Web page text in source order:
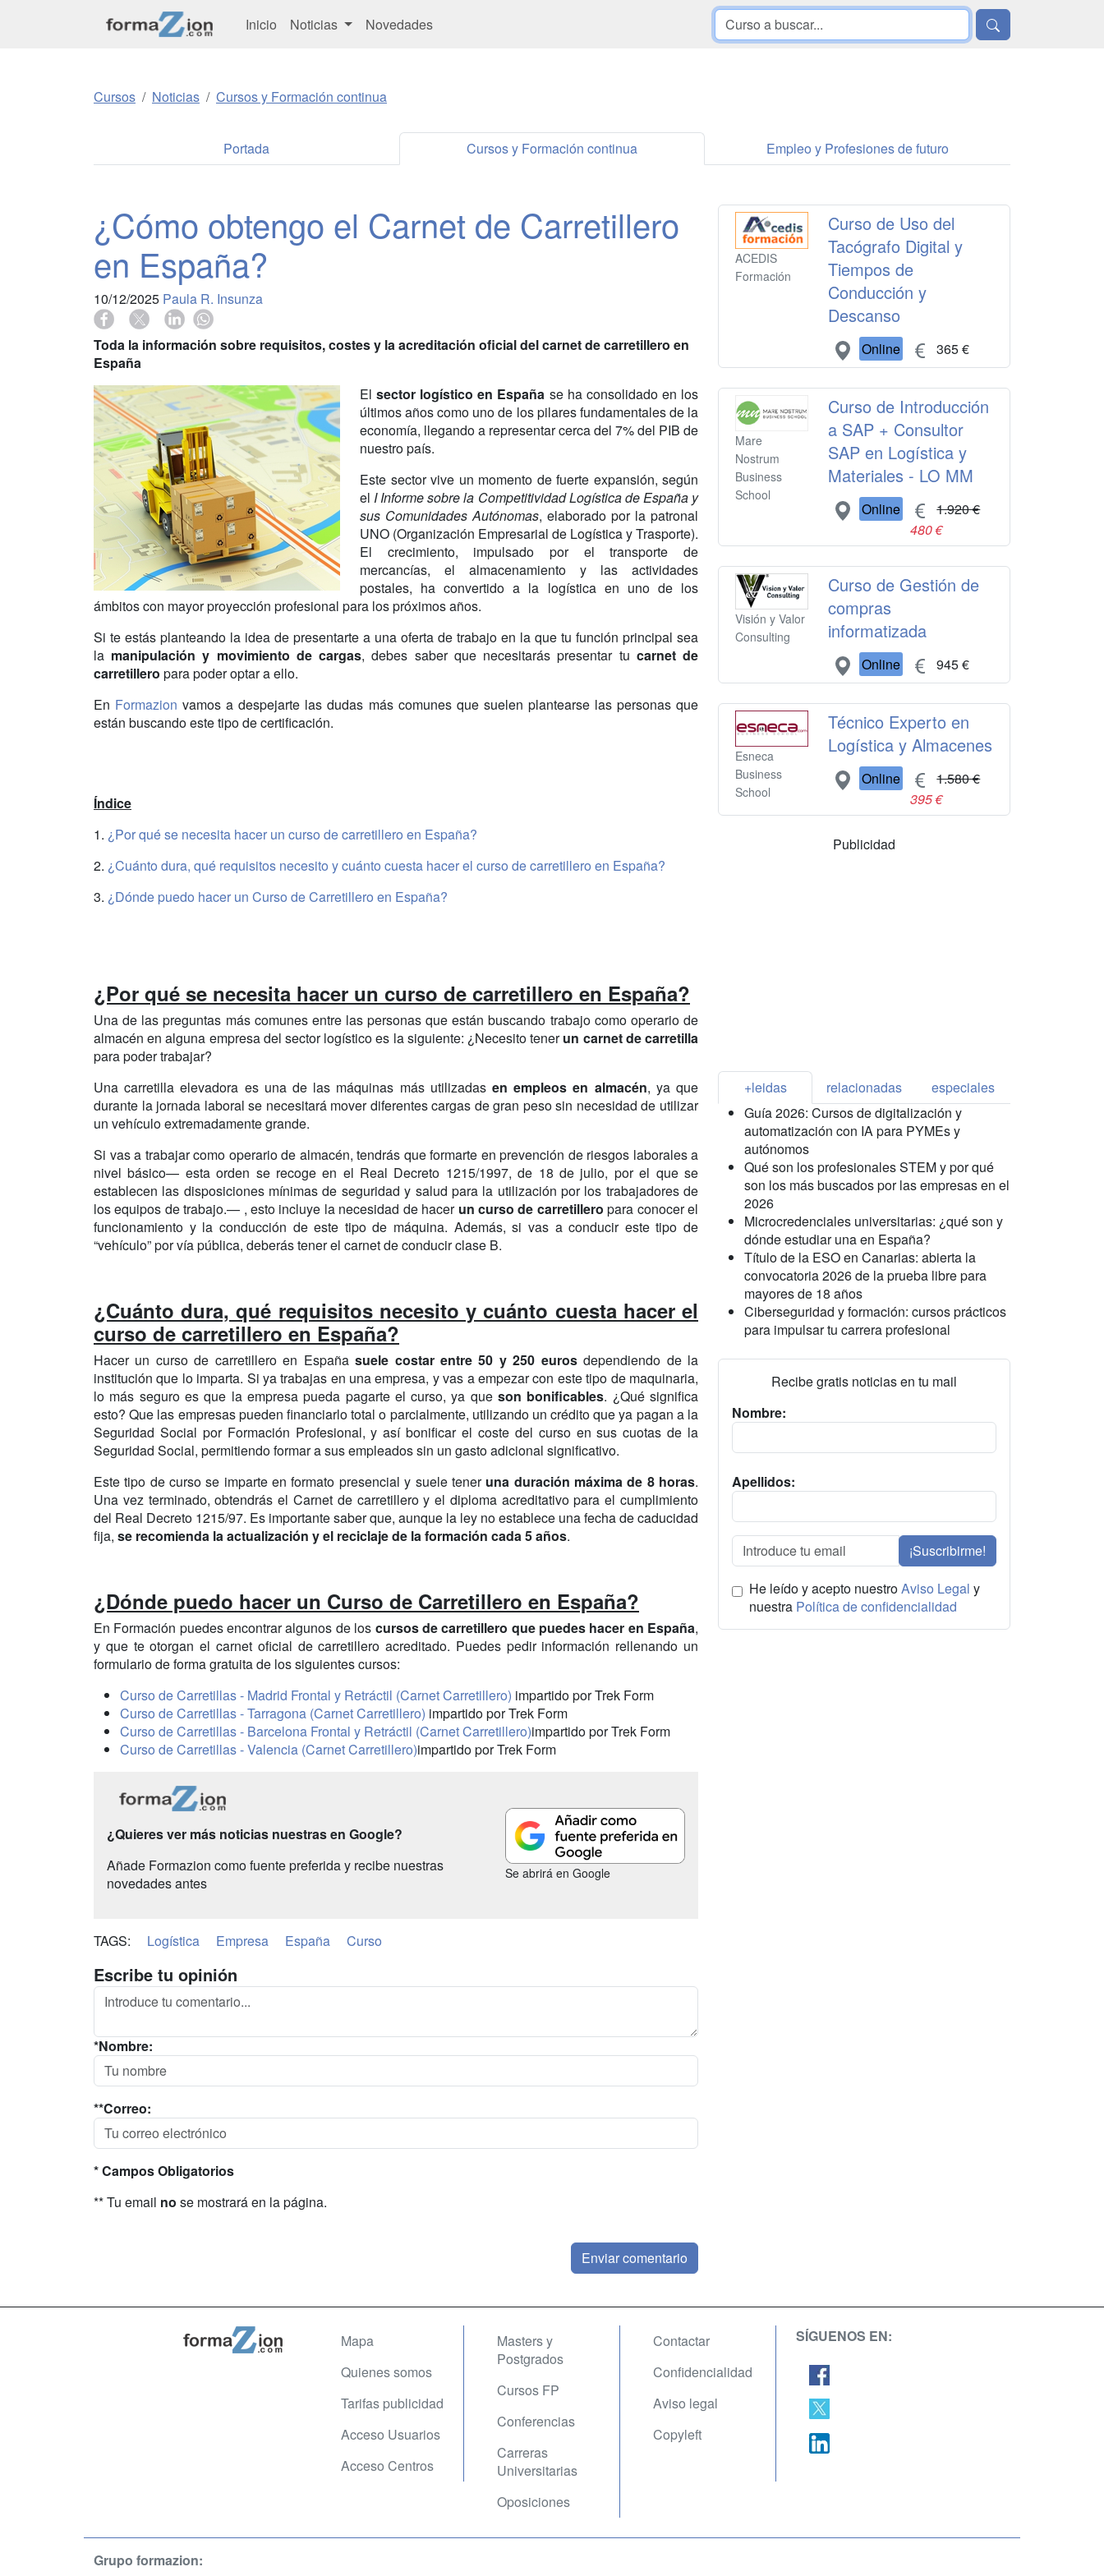
Inicio Noticias Novedades
Cursos Noticias Cursos y Formación continua
Portada Cursos y Formación continua Empleo y Profesiones de futuro
¿Cómo obtengo el Carnet de Carretillero
en España?
10/12/2025 Paula R. Insunza
Toda la información sobre requisitos, costes y la acreditación oficial del carnet de carretillero en
España
Elsector logístico en España se ha consolidado en los
últimos años como uno de los pilares fundamentales de la
economía, llegando a representar cerca del 7% del PIB de
nuestro país.
Este sector vive un momento de fuerte expansión, según
el I Informe sobre la Competitividad Logística de España y
sus Comunidades Autónomas, elaborado por la patronal
UNO (Organización Empresarial de Logística y Trasporte).
El crecimiento, impulsado por el transporte de
mercancías, el almacenamiento y las actividades
postales, ha convertido a la logística en uno de los
ámbitos con mayor proyección profesional para los próximos años.
Si te estás planteando la idea de presentarte a una oferta de trabajo en la que tu función principal sea
la manipulación y movimiento de cargas, debes saber que necesitarás presentar tu carnet de
carretillero para poder optar a ello.
En Formazion vamos a despejarte las dudas más comunes que suelen plantearse las personas que
están buscando este tipo de certificación.
Índice
1. ¿Por qué se necesita hacer un curso de carretillero en España?
2. ¿Cuánto dura, qué requisitos necesito y cuánto cuesta hacer el curso de carretillero en España?
3. ¿Dónde puedo hacer un Curso de Carretillero en España?
¿Por qué se necesita hacer un curso de carretillero en España?
Una de las preguntas más comunes entre las personas que están buscando trabajo como operario de
almacén en alguna empresa del sector logístico es la siguiente: ¿Necesito tenerun carnet de carretilla
para poder trabajar?
Una carretilla elevadora es una de las máquinas más utilizadas en empleos en almacén, ya que
durante la jornada laboral se necesitará mover diferentes cargas de gran peso sin necesidad de utilizar
un vehículo extremadamente grande.
Si vas a trabajar como operario de almacén, tendrás que formarte en prevención de riesgos laborales a
nivel básico— esta orden se recoge en el Real Decreto 1215/1997, de 18 de julio, por el que se
establecen las disposiciones mínimas de seguridad y salud para la utilización por los trabajadores de
los equipos de trabajo.— , esto incluye la necesidad de hacer un curso de carretilleropara conocer el
funcionamiento y la conducción de este tipo de máquina. Además, si vas a conducir este tipo de
“vehículo” por vía pública, deberás tener el carnet de conducir clase B.
¿Cuánto dura, qué requisitos necesito y cuánto cuesta hacer el
curso de carretillero en España?
Hacer un curso de carretillero en Españasuele costar entre 50 y 250 eurosdependiendo de la
institución que lo imparta. Si ya trabajas en una empresa, y vas a empezar con este tipo de maquinaria,
lo más seguro es que la empresa pueda pagarte el curso, ya queson bonificables. ¿Qué significa
esto? Que las empresas pueden financiarlo total o parcialmente, utilizando un crédito que ya pagan a la
Seguridad Social por Formación Profesional, y así bonificar el coste del curso en sus cuotas de la
Seguridad Social, permitiendo formar a sus empleados sin un gasto adicional significativo.
Este tipo de curso se imparte en formato presencial y suele teneruna duración máxima de 8 horas.
Una vez terminado, obtendrás el Carnet de carretillero y el diploma acreditativo para el cumplimiento
del Real Decreto 1215/97. Es importante saber que, aunque la ley no establece una fecha de caducidad
fija, se recomienda la actualización y el reciclaje de la formación cada 5 años.
¿Dónde puedo hacer un Curso de Carretillero en España?
En Formación puedes encontrar algunos de los cursos de carretillero que puedes hacer en España,
y que te otorgan el carnet oficial de carretillero acreditado. Puedes pedir información rellenando un
formulario de forma gratuita de los siguientes cursos:
Curso de Carretillas - Madrid Frontal y Retráctil (Carnet Carretillero) impartido por Trek Form
Curso de Carretillas - Tarragona (Carnet Carretillero) impartido por Trek Form
Curso de Carretillas - Barcelona Frontal y Retráctil (Carnet Carretillero)impartido por Trek Form
Curso de Carretillas - Valencia (Carnet Carretillero)impartido por Trek Form
¿Quieres ver más noticias nuestras en Google?
Añade Formazion como fuente preferida y recibe nuestras
novedades antes
Se abrirá en Google
TAGS: Logística Empresa España Curso
Escribe tu opinión
*Nombre:
**Correo:
* Campos Obligatorios
** Tu email no se mostrará en la página.
ACEDIS
Formación
Curso de Uso del
Tacógrafo Digital y
Tiempos de
Conducción y
Descanso
Online 365 €
Mare
Nostrum
Business
School
Curso de Introducción
a SAP + Consultor
SAP en Logística y
Materiales - LO MM
Online
1.920 €
480 €
Visión y Valor
Consulting
Curso de Gestión de
compras
informatizada
Online 945 €
Esneca
Business
School
Técnico Experto en
Logística y Almacenes
Online
1.580 €
395 €
Publicidad
+leidas relacionadas
especiales
Guía 2026: Cursos de digitalización y
automatización con IA para PYMEs y
autónomos
Qué son los profesionales STEM y por qué
son los más buscados por las empresas en el
2026
Microcredenciales universitarias: ¿qué son y
dónde estudiar una en España?
Título de la ESO en Canarias: abierta la
convocatoria 2026 de la prueba libre para
mayores de 18 años
Ciberseguridad y formación: cursos prácticos
para impulsar tu carrera profesional
Recibe gratis noticias en tu mail
Nombre:
Apellidos:
¡Suscribirme!
He leído y acepto nuestroAviso Legal y
nuestra Política de confidencialidad
Mapa
Quienes somos
Tarifas publicidad
Acceso Usuarios
Acceso Centros
Masters y
Postgrados
Cursos FP
Conferencias
Carreras
Universitarias
Oposiciones
Contactar
Confidencialidad
Aviso legal
Copyleft
SÍGUENOS EN:
Grupo formazion: